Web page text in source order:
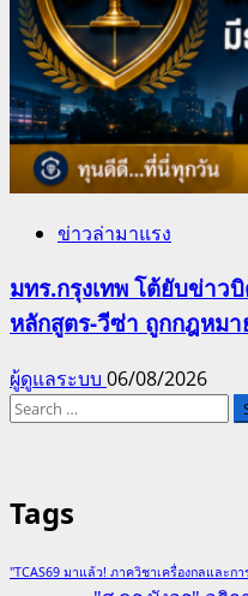
ข่าวล่ามาแรง
มทร.กรุงเทพ โต้ยับข่าว
หลักสูตร-วีซ่า ถูกกฎหม
ผู้ดูแลระบบ 06/08/2026
Search
Tags
"TCAS69 มาแล้ว! ภาควิชาเครื่องกลและก